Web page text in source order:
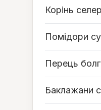
Корінь
Помідори
Перець
Баклажани